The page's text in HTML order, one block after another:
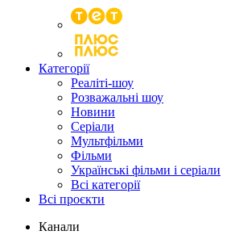
Категорії
Реаліті-шоу
Розважальні шоу
Новини
Серіали
Мультфільми
Фільми
Українські фільми і серіали
Всі категорії
Всі проєкти
Канали